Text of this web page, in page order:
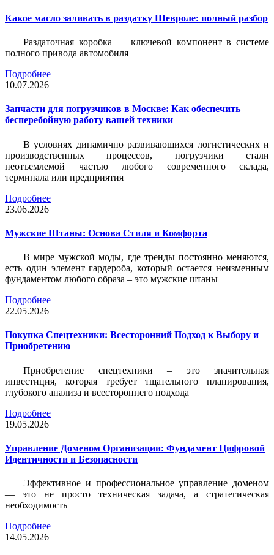
Какое масло заливать в раздатку Шевроле: полный разбор
Раздаточная коробка — ключевой компонент в системе
полного привода автомобиля
Подробнее
10.07.2026
Запчасти для погрузчиков в Москве: Как обеспечить
бесперебойную работу вашей техники
В условиях динамично развивающихся логистических и
производственных процессов, погрузчики стали
неотъемлемой частью любого современного склада,
терминала или предприятия
Подробнее
23.06.2026
Мужские Штаны: Основа Стиля и Комфорта
В мире мужской моды, где тренды постоянно меняются,
есть один элемент гардероба, который остается неизменным
фундаментом любого образа – это мужские штаны
Подробнее
22.05.2026
Покупка Спецтехники: Всесторонний Подход к Выбору и
Приобретению
Приобретение спецтехники – это значительная
инвестиция, которая требует тщательного планирования,
глубокого анализа и всестороннего подхода
Подробнее
19.05.2026
Управление Доменом Организации: Фундамент Цифровой
Идентичности и Безопасности
Эффективное и профессиональное управление доменом
— это не просто техническая задача, а стратегическая
необходимость
Подробнее
14.05.2026